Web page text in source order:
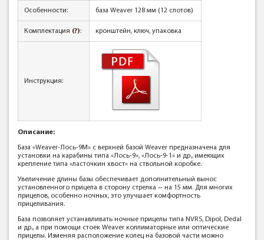
Особенности: база Weaver 128 мм (12 слотов)
Комплектация (?): кронштейн, ключ, упаковка
Инструкция:
Описание:
База «Weaver-Лось-9М» с верхней базой Weaver предназначена для
установки на карабины типа «Лось-9», «Лось-9-1» и др., имеющих
крепление типа «ласточкин хвост» на ствольной коробке.
Увеличение длины базы обеспечивает дополнительный вынос
установленного прицела в сторону стрелка ~ на 15 мм. Для многих
прицелов, особенно ночных, это улучшает комфортность
прицеливания.
База позволяет устанавливать ночные прицелы типа NVRS, Dipol, Dedal
и др., а при помощи стоек Weaver коллиматорные или оптические
прицелы. Изменяя расположение колец на базовой части можно